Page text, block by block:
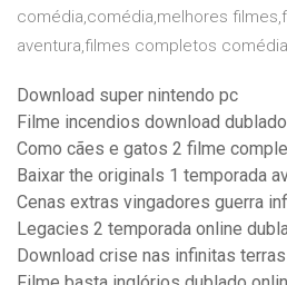
comédia,comédia,melhores
aventura,filmes completos
Download super nintendo pc
Filme incendios download dublado
Como cães e gatos 2 filme
Baixar the originals 1 temporada
Cenas extras vingadores guerra
Legacies 2 temporada online
Download crise nas infinitas